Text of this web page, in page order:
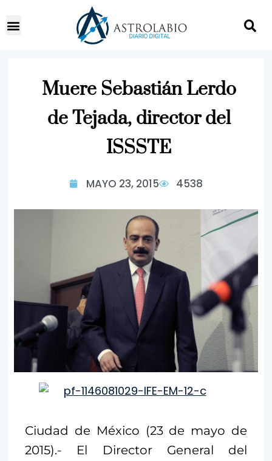
Muere Sebastián Lerdo
de Tejada, director del
ISSSTE
MAYO 23, 2015 4538
Ciudad de México (23 de mayo de
2015).- El Director General del